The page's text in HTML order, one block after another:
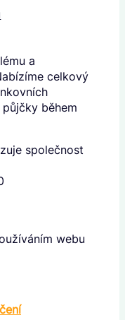
a
celkový
během
společnost
webu